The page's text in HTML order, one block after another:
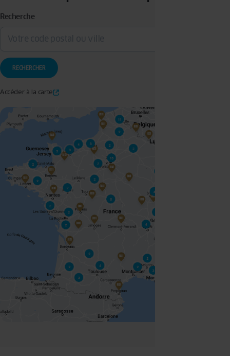
Recherche
Accéder à la carte